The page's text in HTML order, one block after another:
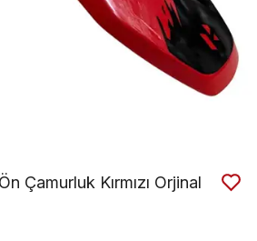
Çamurluk Kırmızı Orjinal